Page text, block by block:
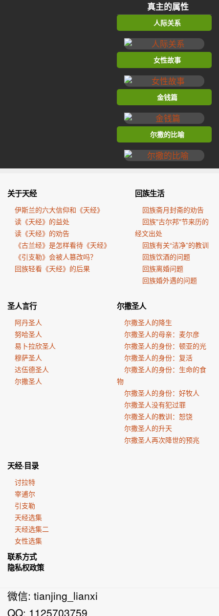
真主的属性
人际关系
女性故事
金钱篇
尔撒的比喻
关于天经
伊斯兰的六大信仰和《天经》
读《天经》的益处
读《天经》的劝告
《古兰经》是怎样看待《天经》
《引支勒》会被人篡改吗？
回族轻看《天经》的后果
回族生活
回族斋月封斋的劝告
回族"古尔邦"节来历的
经文出处
回族有关“洁净”的教训
回族饮酒的问题
回族离婚问题
回族婚外遇的问题
圣人言行
阿丹圣人
努哈圣人
易卜拉欣圣人
穆萨圣人
达伍德圣人
尔撒圣人
尔撒圣人
尔撒圣人的降生
尔撒圣人的母亲：麦尔彦
尔撒圣人的身份：顿亚的光
尔撒圣人的身份：复活
尔撒圣人的身份：生命的食
物
尔撒圣人的身份：好牧人
尔撒圣人没有犯过罪
尔撒圣人的教训：恕饶
尔撒圣人的升天
尔撒圣人再次降世的预兆
天经·目录
讨拉特
宰逋尔
引支勒
天经选集
天经选集二
女性选集
联系方式
隐私权政策
微信: tianjing_lianxi
QQ: 1125703759